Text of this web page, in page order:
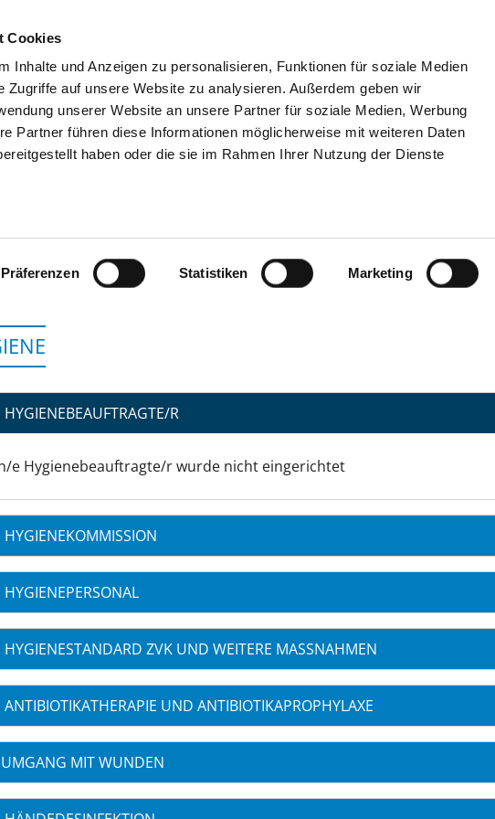
Cookies
Inhalte und Anzeigen zu personalisieren, Funktionen für soziale Medien
Zugriffe auf unsere Website zu analysieren. Außerdem geben wir
unserer Website an unsere Partner für soziale Medien, Werbung
Partner führen diese Informationen möglicherweise mit weiteren Daten
haben oder die sie im Rahmen Ihrer Nutzung der Dienste
Präferenzen Statistiken Marketing
SUCHEN TIPPS & HILFE DAS DKV STELLENBÖRSE
HYGIENEBEAUFTRAGTE/R
e Hygienebeauftragte/r wurde nicht eingerichtet
HYGIENEKOMMISSION
HYGIENEPERSONAL
HYGIENESTANDARD ZVK UND WEITERE MASSNAHMEN
ANTIBIOTIKATHERAPIE UND ANTIBIOTIKAPROPHYLAXE
UMGANG MIT WUNDEN